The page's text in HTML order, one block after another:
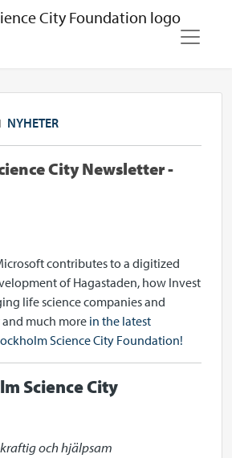
NYHETER
City Newsletter -
contributes to a digitized
of Hagastaden, how Invest
life science companies and
much more in the latest
Science City Foundation!
Science City
och hjälpsam